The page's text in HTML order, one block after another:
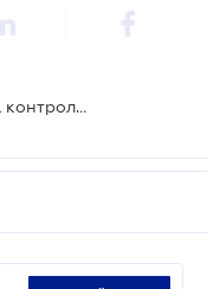
Для банків встановили нові правила контролю грошових переказів